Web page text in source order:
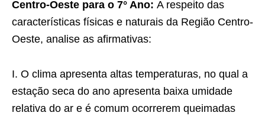
Centro-Oeste para o 7° Ano: A respeito das
características físicas e naturais da Região Centro-
Oeste, analise as afirmativas:
I. O clima apresenta altas temperaturas, no qual a
estação seca do ano apresenta baixa umidade
relativa do ar e é comum ocorrerem queimadas